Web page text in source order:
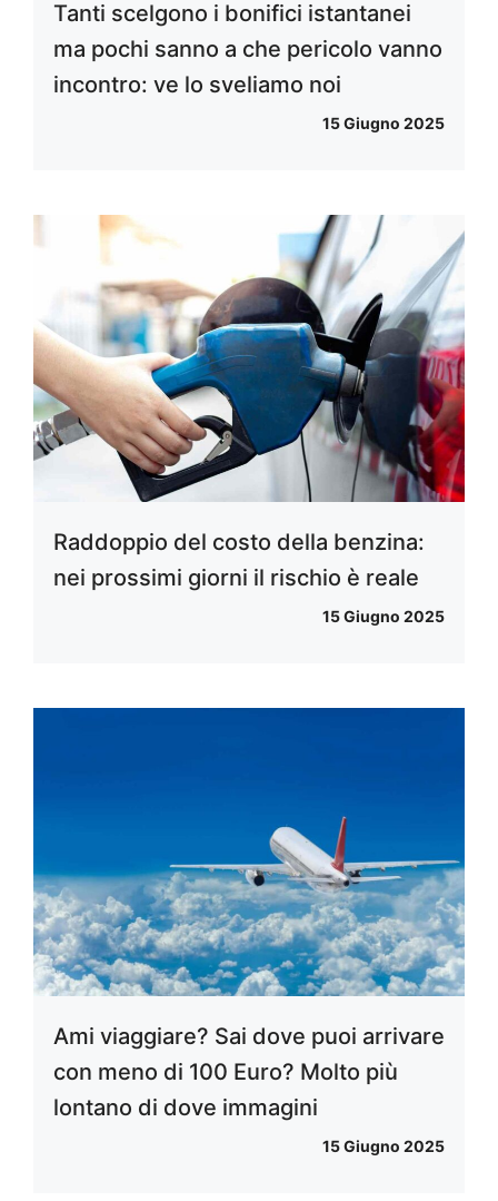
Tanti scelgono i bonifici istantanei
ma pochi sanno a che pericolo vanno
incontro: ve lo sveliamo noi
15 Giugno 2025
Raddoppio del costo della benzina:
nei prossimi giorni il rischio è reale
15 Giugno 2025
Ami viaggiare? Sai dove puoi arrivare
con meno di 100 Euro? Molto più
lontano di dove immagini
15 Giugno 2025